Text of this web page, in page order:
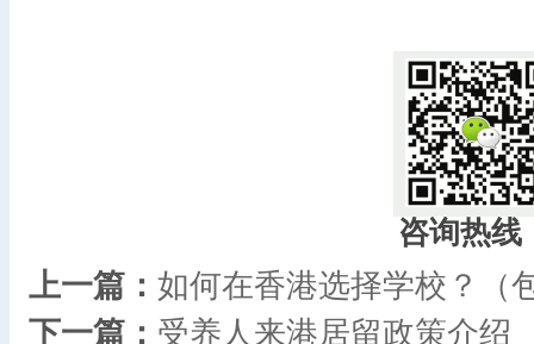
咨询热线
上一篇： 如何在香港选择学校？（
下一篇： 受养人来港居留政策介绍